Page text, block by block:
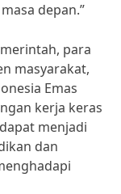
depan.”
para
masyarakat,
Emas
kerja keras
menjadi
dan